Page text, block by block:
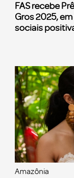
FAS recebe
Gros 2025,
sociais
Amazônia